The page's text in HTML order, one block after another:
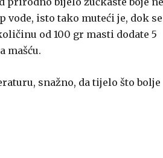
vode, isto tako muteći je, dok se
od 100 gr masti dodate 5
mašću.
snažno, da tijelo što bolje